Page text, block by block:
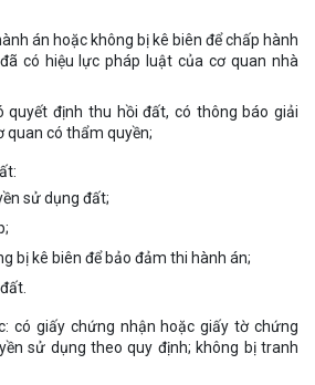
án hoặc không bị kê biên để chấp hành
có hiệu lực pháp luật của cơ quan nhà
quyết định thu hồi đất, có thông báo giải
quan có thẩm quyền;
sử dụng đất;
bị kê biên để bảo đảm thi hành án;
có giấy chứng nhận hoặc giấy tờ chứng
sử dụng theo quy định; không bị tranh